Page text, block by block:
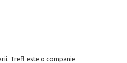
Trefl este o companie